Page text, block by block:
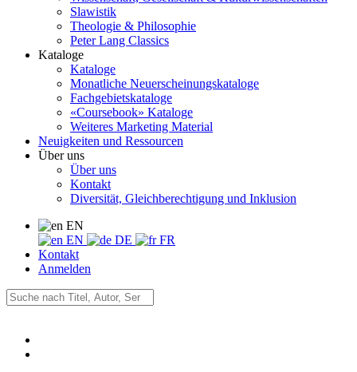
Slawistik
Theologie & Philosophie
Peter Lang Classics
Kataloge
Kataloge
Monatliche Neuerscheinungskataloge
Fachgebietskataloge
«Coursebook» Kataloge
Weiteres Marketing Material
Neuigkeiten und Ressourcen
Über uns
Über uns
Kontakt
Diversität, Gleichberechtigung und Inklusion
EN
EN
DE
FR
Kontakt
Anmelden